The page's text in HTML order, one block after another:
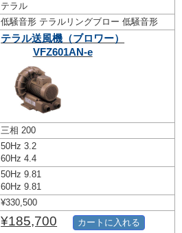
テラル
低騒音形 テラルリングブロー 低騒音形
テラル送風機（ブロワー）
VFZ601AN-e
三相 200
50Hz 3.2
60Hz 4.4
50Hz 9.81
60Hz 9.81
¥330,500
¥185,700 カートに入れる